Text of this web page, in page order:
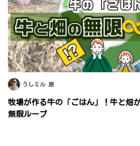
うしミル 原
牧場が作る牛の「ごはん」！牛と畑
無限ループ